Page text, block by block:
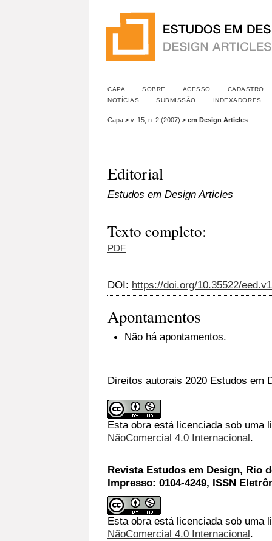
CAPA SOBRE ACESSO
CADASTRO
NOTÍCIAS
SUBMISSÃO INDEXADORES
Capa > v. 15, n. 2 (2007) > em Design Articles
Editorial
Estudos em Design Articles
Texto completo:
PDF
DOI: https://doi.org/10.35522/
Apontamentos
Não há apontamentos.
Direitos autorais 2020 Estudos em
Esta obra está licenciada sob uma
NãoComercial 4.0 Internacional.
Revista Estudos em Design, Rio
Impresso: 0104-4249, ISSN
Esta obra está licenciada sob uma
NãoComercial 4.0 Internacional.